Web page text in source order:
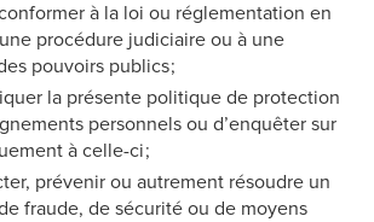
à la loi ou réglementation en
procédure judiciaire ou à une
pouvoirs publics ;
la présente politique de protection
personnels ou d’enquêter sur
à celle-ci ;
prévenir ou autrement résoudre un
fraude, de sécurité ou de moyens